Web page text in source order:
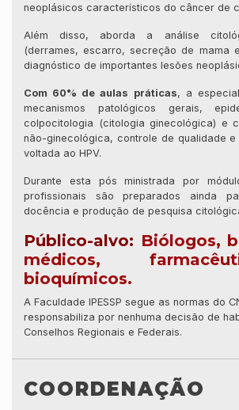
neoplásicos característicos do câncer de
Além disso, aborda a análise
(derrames, escarro, secreção de mama
diagnóstico de importantes lesões
Com 60% de aulas práticas, a
mecanismos patológicos gerais,
colpocitologia (citologia ginecológica) e
não-ginecológica, controle de qualidade
voltada ao HPV.
Durante esta pós ministrada por
profissionais são preparados ainda
docência e produção de pesquisa
Público-alvo: Biólogos,
médicos,
bioquímicos.
A Faculdade IPESSP segue as normas do
responsabiliza por nenhuma decisão de
Conselhos Regionais e Federais.
COORDENAÇÃO